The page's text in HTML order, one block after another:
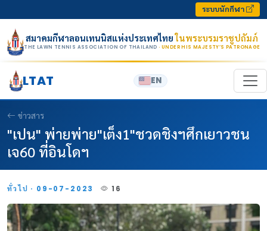
ระบบนักกีฬา
สมาคมกีฬาลอนเทนนิสแห่งประเทศไทยในพระบรมราชูปถัมภ์
THE LAWN TENNIS ASSOCIATION OF THAILAND · UNDER HIS MAJESTY’S PATRONAGE
LTAT EN
ข่าวสาร
"เปน" พ่ายพ่าย"เต็ง1"ชวดชิงฯศึกเยาวชน
เจ60 ที่อินโดฯ
ทั่วไป · 09-07-2023 16